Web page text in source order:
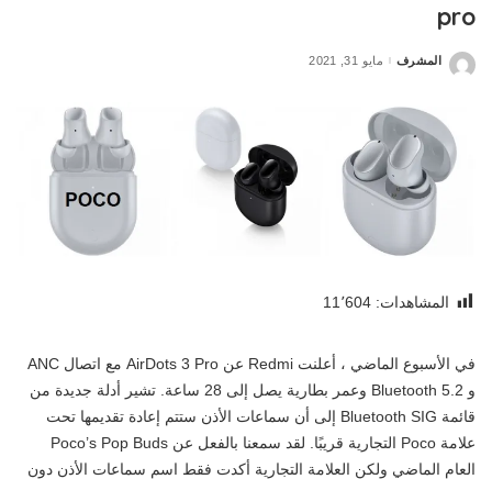
pro
Posted
المشرف مايو 31, 2021
المشاهدات: 11٬604
في الأسبوع الماضي ، أعلنت Redmi عن AirDots 3 Pro مع اتصال ANC
و Bluetooth 5.2 وعمر بطارية يصل إلى 28 ساعة. تشير أدلة جديدة من
قائمة Bluetooth SIG إلى أن سماعات الأذن ستتم إعادة تقديمها تحت
علامة Poco التجارية قريبًا. لقد سمعنا بالفعل عن Poco’s Pop Buds
العام الماضي ولكن العلامة التجارية أكدت فقط اسم سماعات الأذن دون